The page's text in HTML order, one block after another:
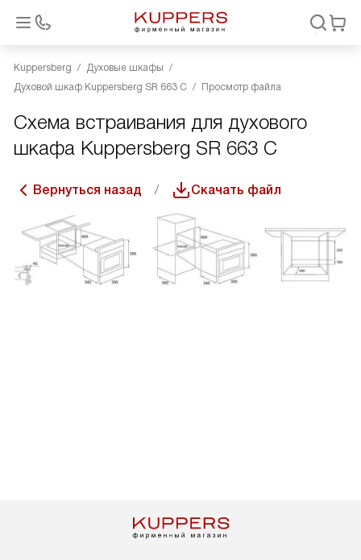
Kuppersberg
Духовые шкафы
Духовой шкаф Kuppersberg SR 663 C
Просмотр файла
Схема встраивания для духового
шкафа Kuppersberg SR 663 C
Вернуться назад Скачать файл